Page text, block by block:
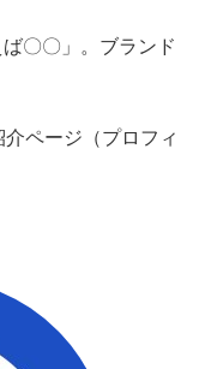
〇〇」。ブランド
ページ（プロフィ